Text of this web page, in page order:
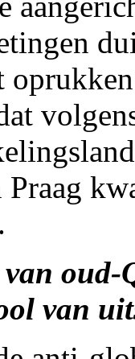
oud-
van